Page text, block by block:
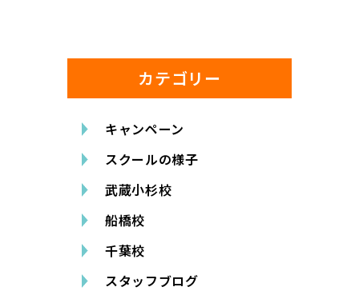
カテゴリー
キャンペーン
スクールの様子
武蔵小杉校
船橋校
千葉校
スタッフブログ